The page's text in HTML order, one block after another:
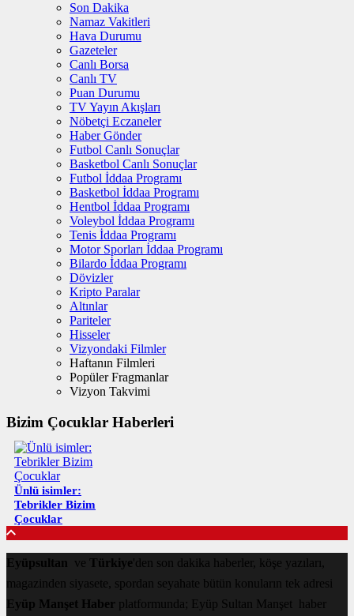
Son Dakika
Namaz Vakitleri
Hava Durumu
Gazeteler
Canlı Borsa
Canlı TV
Puan Durumu
TV Yayın Akışları
Nöbetçi Eczaneler
Haber Gönder
Futbol Canlı Sonuçlar
Basketbol Canlı Sonuçlar
Futbol İddaa Programı
Basketbol İddaa Programı
Hentbol İddaa Programı
Voleybol İddaa Programı
Tenis İddaa Programı
Motor Sporları İddaa Programı
Bilardo İddaa Programı
Dövizler
Kripto Paralar
Altınlar
Pariteler
Hisseler
Vizyondaki Filmler
Haftanın Filmleri
Popüler Fragmanlar
Vizyon Takvimi
Bizim Çocuklar Haberleri
Ünlü isimler:
Tebrikler Bizim
Çocuklar
Eyüpsultan ve Türkiye'den son dakika haberler, köşe yazıları,
magazinden siyasete, spordan seyahate bütün konuların tek adresi
Eyüp Manşet Haber platformunda; Eyüp Sultan Manşet haber